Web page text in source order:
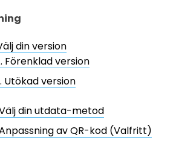
din version
Förenklad version
Utökad version
din utdata-metod
av QR-kod (Valfritt)